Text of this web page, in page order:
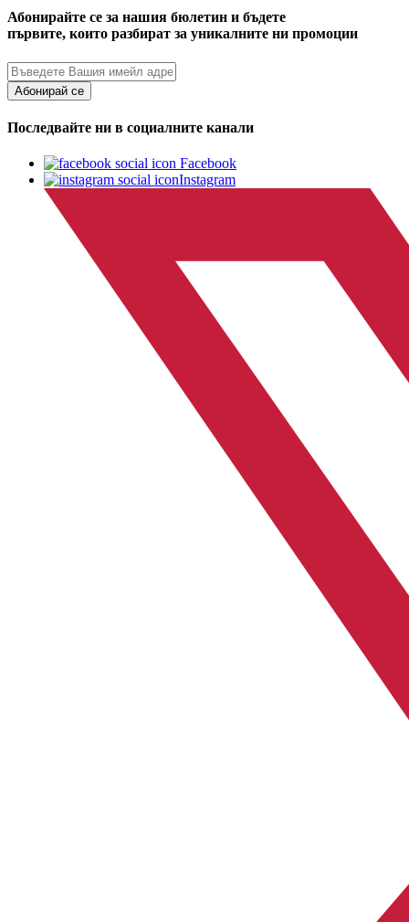
Абонирайте се за нашия бюлетин и бъдете
първите, които разбират за уникалните ни промоции
Абонирай се
Последвайте ни в социалните канали
Facebook
Instagram